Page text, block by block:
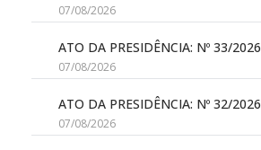
07/08/2026
ATO DA PRESIDÊNCIA: Nº 33/2026
07/08/2026
ATO DA PRESIDÊNCIA: Nº 32/2026
07/08/2026